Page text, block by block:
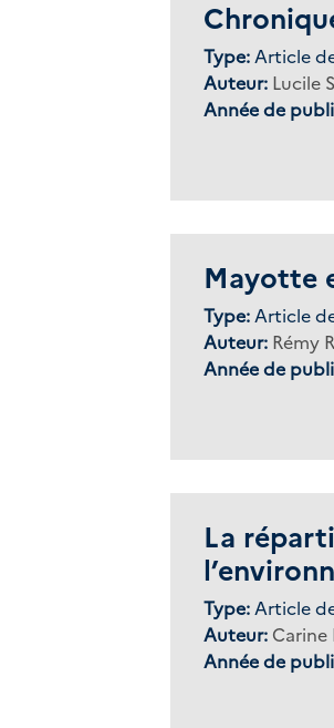
Type:Article
Auteur: Lucile
Année de
Mayotte
Type:Article
Auteur: Rémy
Année de
La
Type:Article
Auteur: Carine
Année de